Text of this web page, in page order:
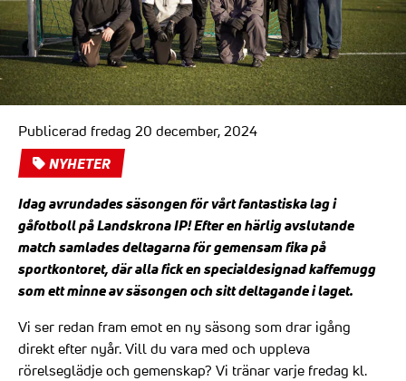
Publicerad fredag 20 december, 2024
NYHETER
Idag avrundades säsongen för vårt fantastiska lag i
gåfotboll på Landskrona IP! Efter en härlig avslutande
match samlades deltagarna för gemensam fika på
sportkontoret, där alla fick en specialdesignad kaffemugg
som ett minne av säsongen och sitt deltagande i laget.
Vi ser redan fram emot en ny säsong som drar igång
direkt efter nyår. Vill du vara med och uppleva
rörelseglädje och gemenskap? Vi tränar varje fredag kl.